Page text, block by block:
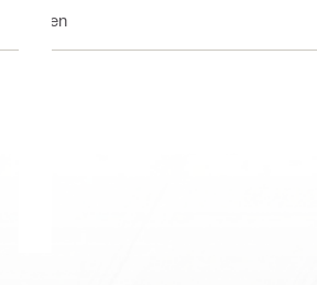
Igen